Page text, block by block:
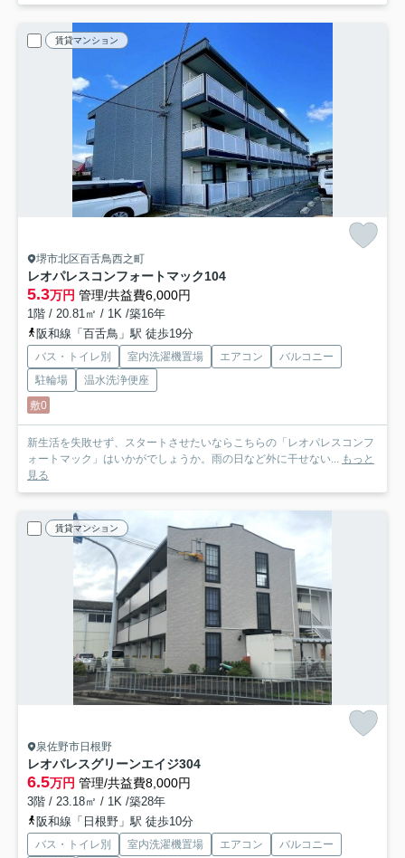
賃貸マンション
堺市北区百舌鳥西之町
レオパレスコンフォートマック104
5.3万円 管理/共益費6,000円
1階 / 20.81㎡ / 1K /築16年
阪和線「百舌鳥」駅 徒歩19分
バス・トイレ別 室内洗濯機置場 エアコン
バルコニー
駐輪場
温水洗浄便座
敷0
新生活を失敗せず、スタートさせたいならこちらの「レオパレスコンフ
ォートマック」はいかがでしょうか。雨の日など外に干せない... もっと
見る
賃貸マンション
泉佐野市日根野
レオパレスグリーンエイジ304
6.5万円 管理/共益費8,000円
3階 / 23.18㎡ / 1K /築28年
阪和線「日根野」駅 徒歩10分
バス・トイレ別 室内洗濯機置場 エアコン
バルコニー